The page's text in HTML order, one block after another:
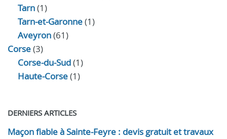
Tarn(1)
Tarn-et-Garonne(1)
Aveyron(61)
Corse(3)
Corse-du-Sud(1)
Haute-Corse(1)
DERNIERS ARTICLES
Maçon fiable à Sainte-Feyre : devis gratuit et travaux